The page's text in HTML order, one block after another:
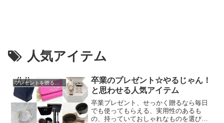
人気アイテム
プレゼントを贈るコツ
卒業のプレゼント☆やるじゃん！
と思わせる人気アイテム
卒業プレゼント、せっかく贈るなら毎日
でも使ってもらえる、実用性のあるも
の、持っていておしゃれなものを選びた